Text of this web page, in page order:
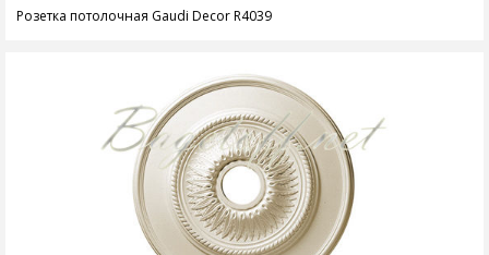
Розетка потолочная Gaudi Decor R4039